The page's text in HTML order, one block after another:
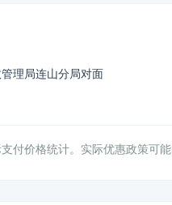
理局连山分局对面
付价格统计。实际优惠政策可